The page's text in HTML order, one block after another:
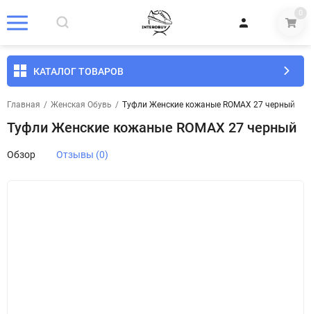
0
КАТАЛОГ ТОВАРОВ
Главная / Женская Обувь / Туфли Женские кожаные ROMAX 27 черный
Туфли Женские кожаные ROMAX 27 черный
Обзор Отзывы (0)